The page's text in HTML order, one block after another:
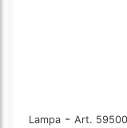
Lampa - Art. 59500